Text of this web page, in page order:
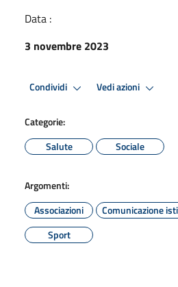
Data :
3 novembre 2023
Condividi Vedi azioni
Categorie:
Salute
Sociale
Argomenti:
Associazioni
Comunicazione
Sport